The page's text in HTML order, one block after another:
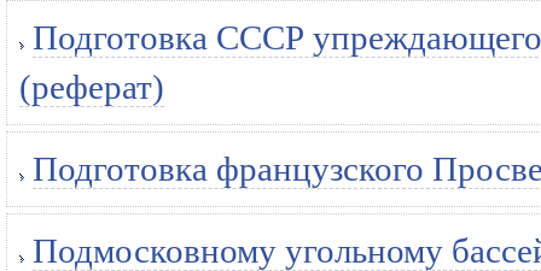
Подготовка СССР
(реферат)
Подготовка французского
Подмосковному угольному